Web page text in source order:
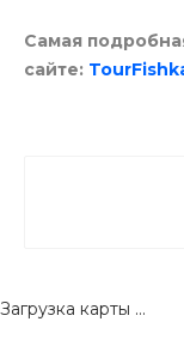
Самая
сайте:
Загрузка карты ...